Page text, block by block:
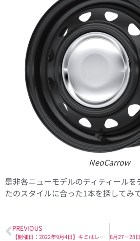
NeoCarrow
是非各ニューモデルのディティール
たのスタイルに合った1本を探してみ
PREVIOUS
【開催日：2022年9月4日】キミはレースの裏話を聞きたくないか？！ トヨタカローラ大分 ＆ jms PRESENTS「WedsSport BANDOH MOTOR SPORT トークショー」